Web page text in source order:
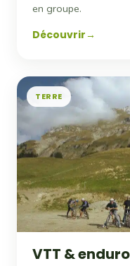
en groupe.
Découvrir
TERRE
VTT & enduro